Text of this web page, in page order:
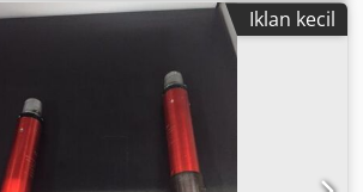
6159326350 New, fully functional No
included Suitable for the following
- SLBN003 - SLBN010 - SLBN012
- SLBN020 The ESP1 controller has
optimize the performance of Desoutter
two speed ranges while
energy consumption. Benefits:
Iklan kecil